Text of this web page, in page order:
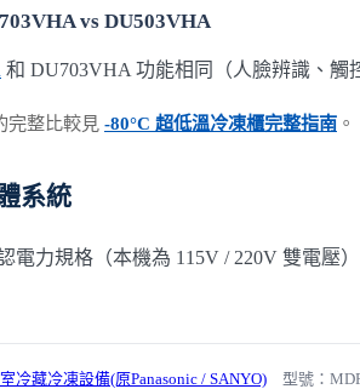
vs DU503VHA
和 DU703VHA 功能相同（人臉辨識、
完整比較見 -80°C 超低溫冷凍櫃完整指南 。
系統
電力規格（本機為 115V / 220V 雙電壓
冷藏冷凍設備(原Panasonic / SANYO) 型號：